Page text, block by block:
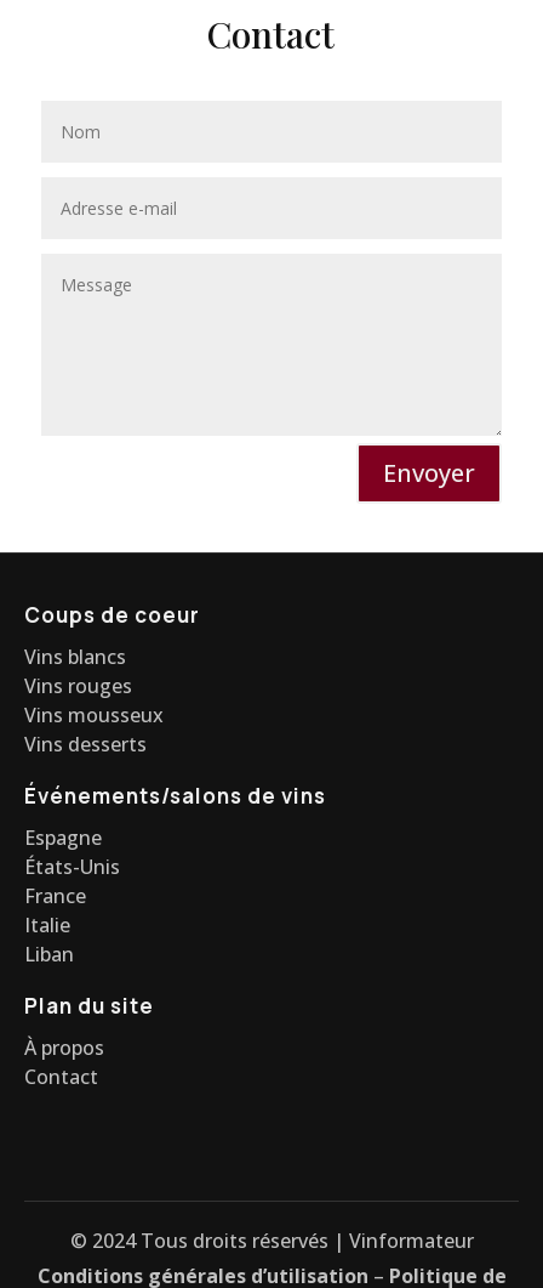
Contact
Envoyer
Coups de coeur
Vins blancs
Vins rouges
Vins mousseux
Vins desserts
Événements/salons de vins
Espagne
États-Unis
France
Italie
Liban
Plan du site
À propos
Contact
© 2024 Tous droits réservés | Vinformateur
Conditions générales d’utilisation – Politique de